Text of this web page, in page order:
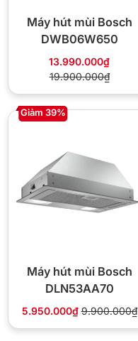
Máy hút mùi Bosch
DWB06W650
13.990.000₫
19.900.000₫
Giảm 39%
Máy hút mùi Bosch
DLN53AA70
5.950.000₫ 9.900.000₫